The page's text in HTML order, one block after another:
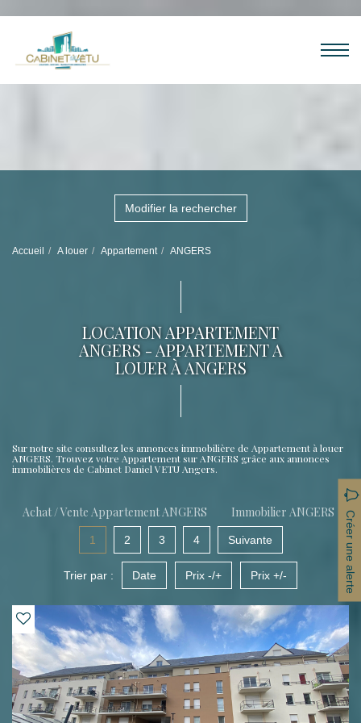
Modifier la rechercher
Accueil A louer Appartement ANGERS
LOCATION APPARTEMENT
ANGERS - APPARTEMENT A
LOUER À ANGERS
Sur notre site consultez les annonces immobilière de Appartement à louer
ANGERS. Trouvez votre Appartement sur ANGERS grâce aux annonces
immobilières de Cabinet Daniel VETU Angers.
Achat / Vente Appartement ANGERS Immobilier ANGERS Créer une alerte
1 2 3 4 Suivante
Trier par : Date Prix -/+ Prix +/-